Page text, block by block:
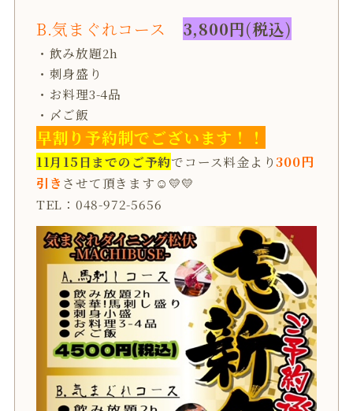
B.気まぐれコース 3,800円(税込)
・飲み放題2h
・刺身盛り
・お料理3-4品
・〆ご飯
早割り予約制でございます！！
11月15日までのご予約でコース料金より300円
引き させて頂きます☺💛💛
TEL：048-972-5656